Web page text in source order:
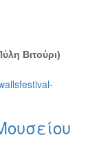
Βιτούρι)